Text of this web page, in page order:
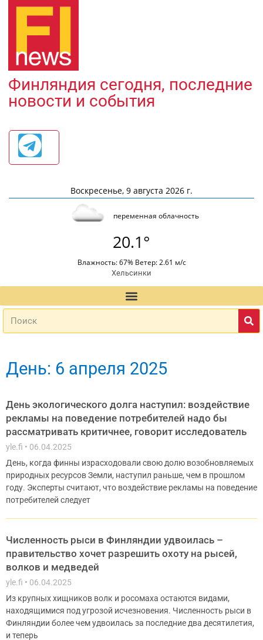
Финляндия сегодня, последние
новости и события
Воскресенье, 9 августа 2026 г.
переменная облачность
20.1°
Влажность: 67% Ветер: 2.61 м/с
Хельсинки
День: 6 апреля 2025
День экологического долга наступил: воздействие
рекламы на поведение потребителей надо бы
рассматривать критичнее, говорит исследователь
yle.fi
06.04.2025
День, когда финны израсходовали свою долю возобновляемых
природных ресурсов Земли, наступил раньше, чем в прошлом
году. Эксперты считают, что воздействие рекламы на поведение
потребителей следует
Численность рыси в Финляндии удвоилась –
правительство хочет разрешить охоту на рысей,
волков и медведей
yle.fi
06.04.2025
Из крупных хищников волк и росомаха остаются видами,
находящимися под угрозой исчезновения. Численность рыси в
Финляндии более чем удвоилась за последние два десятилетия,
и теперь